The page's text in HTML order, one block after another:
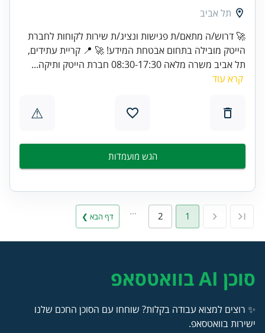
תל אביב
🚀 דרוש/ה מתאם/ת פגישות ונציג/ת שירות לקוחות לחברת
הייטק מובילה בתחום אבטחת המידע! 🚀 📍 קריית עתידים,
תל אביב משרה מלאה 08:30-17:30 חברת הייטק ותיקה...
קרא עוד
⚠
הגש מועמדות
1
2 דף הבא ❯
סוכן AI בוואטסאפ
✨ רוצים למצוא עבודה בקלות? שוחחו עם הסוכן החכם שלנו
ישירות בוואטסאפ.